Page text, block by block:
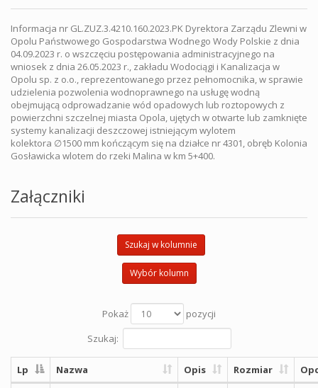
Informacja nr GL.ZUZ.3.4210.160.2023.PK Dyrektora Zarządu Zlewni w
Opolu Państwowego Gospodarstwa Wodnego Wody Polskie z dnia
04.09.2023 r. o wszczęciu postępowania administracyjnego na
wniosek z dnia 26.05.2023 r., zakładu Wodociągi i Kanalizacja w
Opolu sp. z o.o., reprezentowanego przez pełnomocnika, w sprawie
udzielenia pozwolenia wodnoprawnego na usługę wodną
obejmującą odprowadzanie wód opadowych lub roztopowych z
powierzchni szczelnej miasta Opola, ujętych w otwarte lub zamknięte
systemy kanalizacji deszczowej istniejącym wylotem
kolektora ∅1500 mm kończącym się na działce nr 4301, obręb Kolonia
Gosławicka wlotem do rzeki Malina w km 5+400.
Załączniki
Szukaj w kolumnie
Wybór kolumn
Pokaż
pozycji
Szukaj:
Lp Nazwa Opis Rozmiar